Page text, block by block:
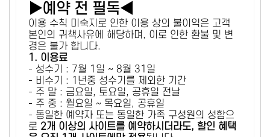
▶예약 전 필독◀
이용 수칙 미숙지로 인한 이용 상의 불이익은 고객
본인의 귀책사유에 해당하며, 이로 인한 환불 및 변
경은 불가 합니다.
1. 이용료
- 성수기 : 7월 1일 ~ 8월 31일
- 비수기 : 1년중 성수기를 제외한 기간
- 주 말 : 금요일, 토요일, 공휴일 전날
- 주 중 : 월요일 ~ 목요일, 공휴일
- 동일한 예약자 또는 동일한 가족 구성원의 성함으
로 2개 이상의 사이트를 예약하시더라도, 할인 혜택